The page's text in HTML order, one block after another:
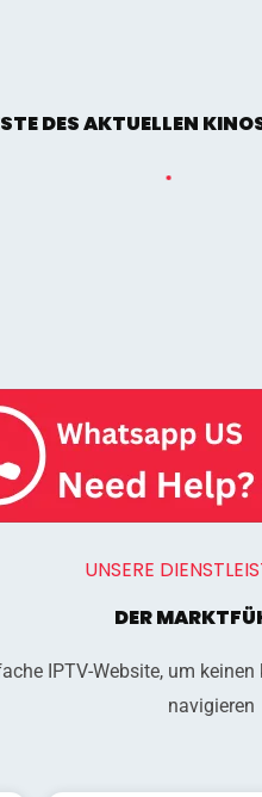
DES AKTUELLEN
UNSERE
DER
IPTV-Website, um
navigieren